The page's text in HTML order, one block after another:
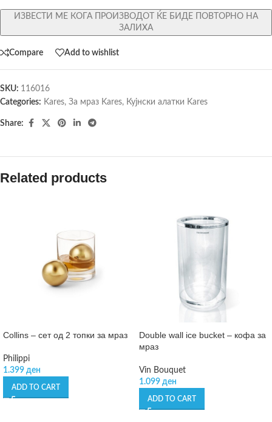
ИЗВЕСТИ МЕ КОГА ПРОИЗВОДОТ ЌЕ БИДЕ ПОВТОРНО НА
ЗАЛИХА
Compare Add to wishlist
SKU: 116016
Categories: Kares, За мраз Kares, Кујнски алатки Kares
Share:
Related products
Collins – сет од 2 топки за мраз
Philippi
1.399 ден
ADD TO CART
Double wall ice bucket – кофа за
мраз
Vin Bouquet
1.099 ден
ADD TO CART